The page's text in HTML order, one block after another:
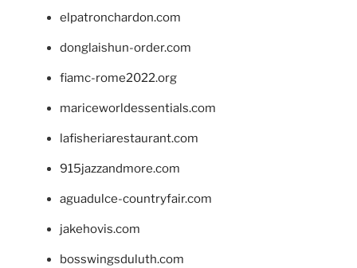
elpatronchardon.com
donglaishun-order.com
fiamc-rome2022.org
mariceworldessentials.com
lafisheriarestaurant.com
915jazzandmore.com
aguadulce-countryfair.com
jakehovis.com
bosswingsduluth.com